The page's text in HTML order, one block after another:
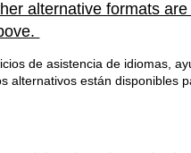
alternative formats
de asistencia de idiomas,
alternativos están disponibles